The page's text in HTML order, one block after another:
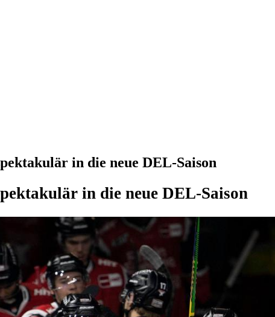
in die neue DEL-Saison
in die neue DEL-Saison